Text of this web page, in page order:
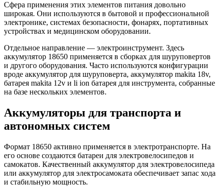
Сфера применения этих элементов питания довольно
широкая. Они используются в бытовой и профессиональной
электронике, системах безопасности, фонарях, портативных
устройствах и медицинском оборудовании.
Отдельное направление — электроинструмент. Здесь
аккумулятор 18650 применяется в сборках для шуруповертов
и другого оборудования. Часто используются конфигурации
вроде аккумулятор для шуруповерта, аккумулятор makita 18v,
батарея makita 12v и li ion батарея для инструмента, собранные
на базе нескольких элементов.
Аккумуляторы для транспорта и
автономных систем
Формат 18650 активно применяется в электротранспорте. На
его основе создаются батареи для электровелосипедов и
самокатов. Качественный аккумулятор для электровелосипеда
или аккумулятор для электросамоката обеспечивает запас хода
и стабильную мощность.